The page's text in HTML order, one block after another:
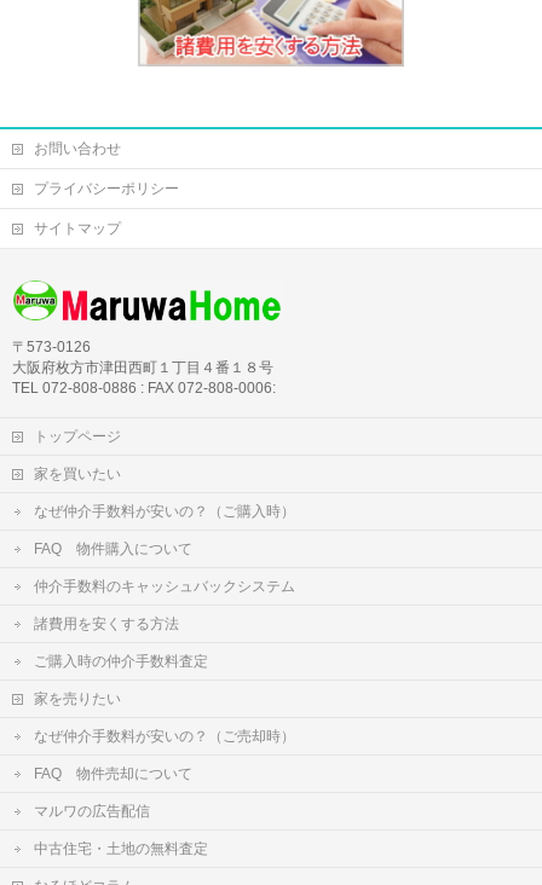
お問い合わせ
プライバシーポリシー
サイトマップ
〒573-0126
大阪府枚方市津田西町１丁目４番１８号
TEL 072-808-0886 : FAX 072-808-0006:
トップページ
家を買いたい
なぜ仲介手数料が安いの？（ご購入時）
FAQ 物件購入について
仲介手数料のキャッシュバックシステム
諸費用を安くする方法
ご購入時の仲介手数料査定
家を売りたい
なぜ仲介手数料が安いの？（ご売却時）
FAQ 物件売却について
マルワの広告配信
中古住宅・土地の無料査定